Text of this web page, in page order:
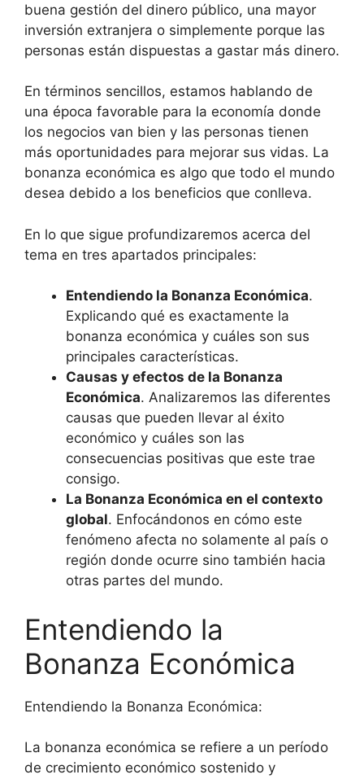
buena gestión del dinero público, una mayor
inversión extranjera o simplemente porque las
personas están dispuestas a gastar más dinero.
En términos sencillos, estamos hablando de
una época favorable para la economía donde
los negocios van bien y las personas tienen
más oportunidades para mejorar sus vidas. La
bonanza económica es algo que todo el mundo
desea debido a los beneficios que conlleva.
En lo que sigue profundizaremos acerca del
tema en tres apartados principales:
Entendiendo la Bonanza Económica.
Explicando qué es exactamente la
bonanza económica y cuáles son sus
principales características.
Causas y efectos de la Bonanza
Económica. Analizaremos las diferentes
causas que pueden llevar al éxito
económico y cuáles son las
consecuencias positivas que este trae
consigo.
La Bonanza Económica en el contexto
global. Enfocándonos en cómo este
fenómeno afecta no solamente al país o
región donde ocurre sino también hacia
otras partes del mundo.
Entendiendo la
Bonanza Económica
Entendiendo la Bonanza Económica:
La bonanza económica se refiere a un período
de crecimiento económico sostenido y